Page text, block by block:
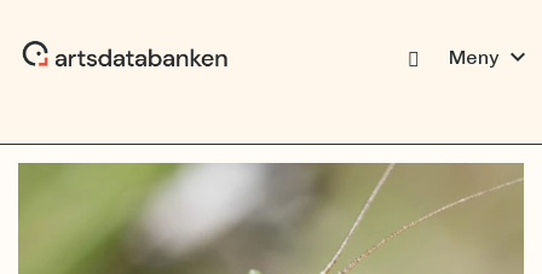
Meny expand_more